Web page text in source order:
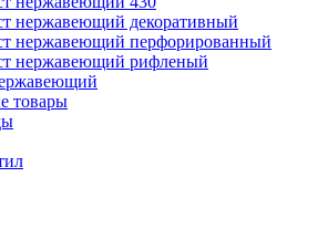
нержавеющий декоративный
нержавеющий перфорированный
нержавеющий рифленый
товары